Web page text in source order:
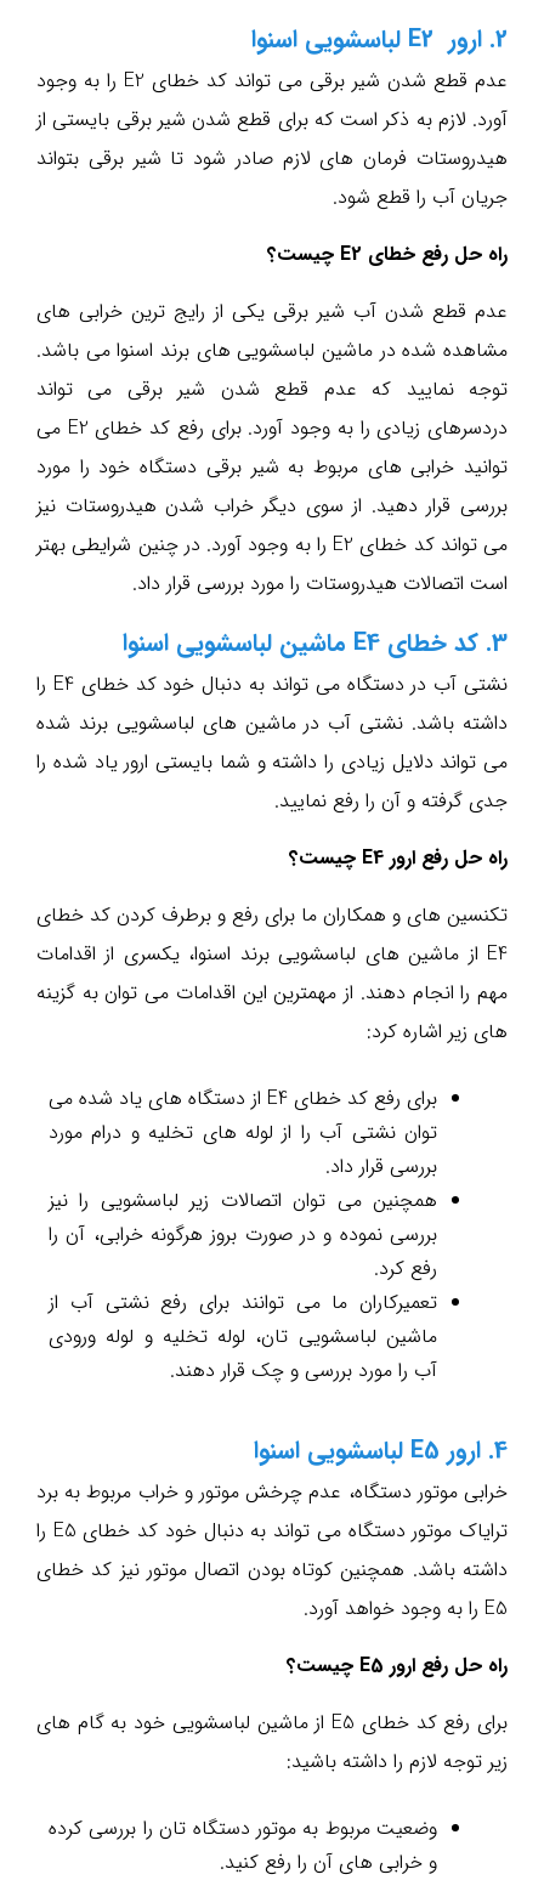
2. ارور E2 لباسشویی اسنوا
عدم قطع شدن شیر برقی می تواند کد خطای E2 را به وجود
آورد. لازم به ذکر است که برای قطع شدن شیر برقی بایستی از
هیدروستات فرمان های لازم صادر شود تا شیر برقی بتواند
جریان آب را قطع شود.
راه حل رفع خطای E2 چیست؟
عدم قطع شدن آب شیر برقی یکی از رایج ترین خرابی های
مشاهده شده در ماشین لباسشویی های برند اسنوا می باشد.
توجه نمایید که عدم قطع شدن شیر برقی می تواند
دردسرهای زیادی را به وجود آورد. برای رفع کد خطای E2 می
توانید خرابی های مربوط به شیر برقی دستگاه خود را مورد
بررسی قرار دهید. از سوی دیگر خراب شدن هیدروستات نیز
می تواند کد خطای E2 را به وجود آورد. در چنین شرایطی بهتر
است اتصالات هیدروستات را مورد بررسی قرار داد.
3. کد خطای E4 ماشین لباسشویی اسنوا
نشتی آب در دستگاه می تواند به دنبال خود کد خطای E4 را
داشته باشد. نشتی آب در ماشین های لباسشویی برند شده
می تواند دلایل زیادی را داشته و شما بایستی ارور یاد شده را
جدی گرفته و آن را رفع نمایید.
راه حل رفع ارور E4 چیست؟
تکنسین های و همکاران ما برای رفع و برطرف کردن کد خطای
E4 از ماشین های لباسشویی برند اسنوا، یکسری از اقدامات
مهم را انجام دهند. از مهمترین این اقدامات می توان به گزینه
های زیر اشاره کرد:
برای رفع کد خطای E4 از دستگاه های یاد شده می
توان نشتی آب را از لوله های تخلیه و درام مورد
بررسی قرار داد.
همچنین می توان اتصالات زیر لباسشویی را نیز
بررسی نموده و در صورت بروز هرگونه خرابی، آن را
رفع کرد.
تعمیرکاران ما می توانند برای رفع نشتی آب از
ماشین لباسشویی تان، لوله تخلیه و لوله ورودی
آب را مورد بررسی و چک قرار دهند.
4. ارور E5 لباسشویی اسنوا
خرابی موتور دستگاه، عدم چرخش موتور و خراب مربوط به برد
ترایاک موتور دستگاه می تواند به دنبال خود کد خطای E5 را
داشته باشد. همچنین کوتاه بودن اتصال موتور نیز کد خطای
E5 را به وجود خواهد آورد.
راه حل رفع ارور E5 چیست؟
برای رفع کد خطای E5 از ماشین لباسشویی خود به گام های
زیر توجه لازم را داشته باشید:
وضعیت مربوط به موتور دستگاه تان را بررسی کرده
و خرابی های آن را رفع کنید.